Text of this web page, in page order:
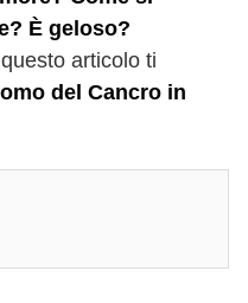
È geloso?
articolo ti
del Cancro in